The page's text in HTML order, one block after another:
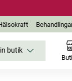
butik